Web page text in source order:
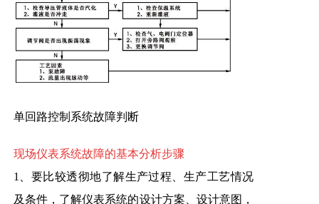
单回路控制系统故障判断
现场仪表系统故障的基本分析步骤
1、要比较透彻地了解生产过程、生产工艺情况
及条件，了解仪表系统的设计方案、设计意图，